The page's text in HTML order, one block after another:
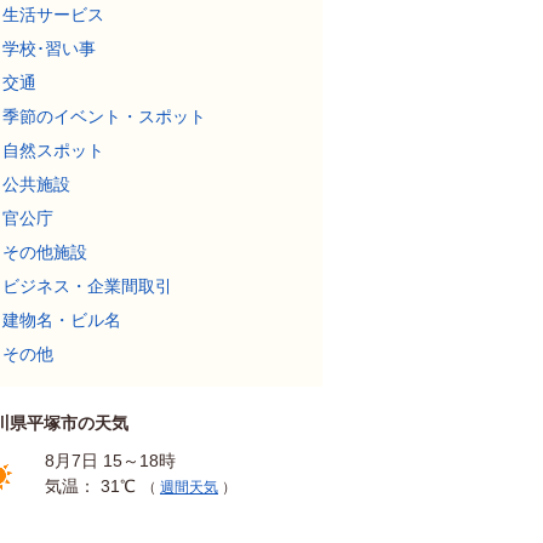
生活サービス
学校･習い事
交通
季節のイベント・スポット
自然スポット
公共施設
官公庁
その他施設
ビジネス・企業間取引
建物名・ビル名
その他
県平塚市の天気
8月7日 15～18時
気温： 31℃
（ 週間天気 ）